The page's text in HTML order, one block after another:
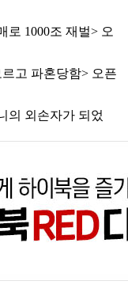
로 1000조 재벌> 오
고 파혼당함> 오픈
의 외손자가 되었